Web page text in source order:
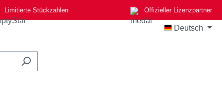
Limitierte Stückzahlen Offizieller Lizenzpartner
Deutsch